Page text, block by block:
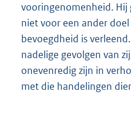
vooringenomenheid. Hij
niet voor een ander
bevoegdheid is
nadelige gevolgen van
onevenredig zijn in
met die handelingen